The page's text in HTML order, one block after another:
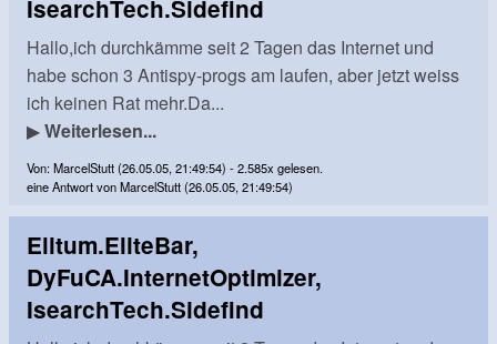
IsearchTech.Sidefind
Hallo,ich durchkämme seit 2 Tagen das Internet und
habe schon 3 Antispy-progs am laufen, aber jetzt weiss
ich keinen Rat mehr.Da...
▶Weiterlesen...
Von: MarcelStutt (26.05.05, 21:49:54) - 2.585x gelesen.
eine Antwort von MarcelStutt (26.05.05, 21:49:54)
Elitum.EliteBar,
DyFuCA.InternetOptimizer,
IsearchTech.Sidefind